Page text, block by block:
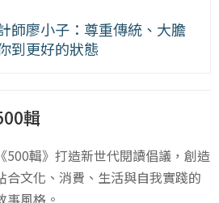
師廖小子：尊重傳統、大膽
到更好的狀態
輯
《500輯》打造新世代閱讀倡議，創造
合文化、消費、生活與自我實踐的
事風格。